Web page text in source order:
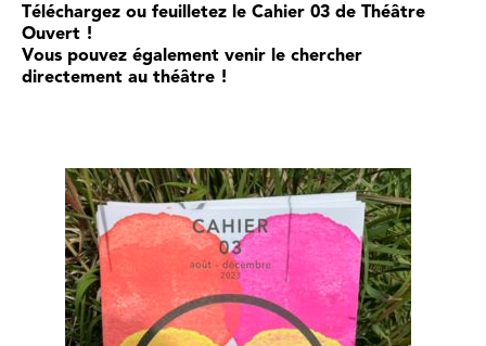
Téléchargez ou feuilletez le Cahier 03 de Théâtre
Ouvert !
Vous pouvez également venir le chercher
directement au théâtre !